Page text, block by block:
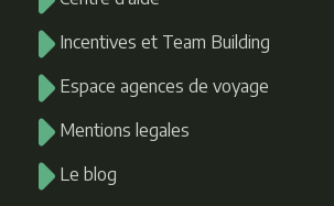
Incentives et Team Building
Espace agences de voyage
Mentions legales
Le blog